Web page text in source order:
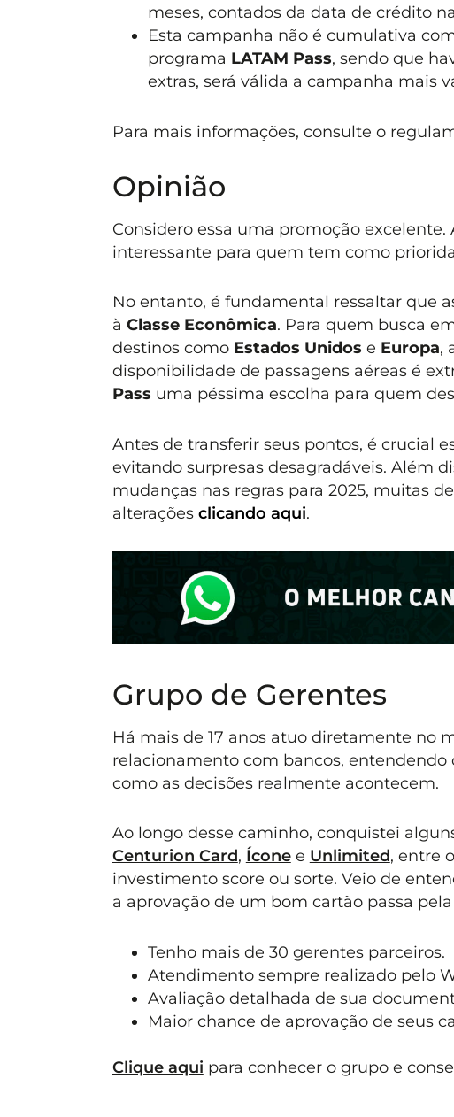
meses, contados da data de crédito
Esta campanha não é cumulativa
programa LATAM Pass, sendo que
extras, será válida a campanha mais
Para mais informações, consulte o
Opinião
Considero essa uma promoção
interessante para quem tem como
No entanto, é fundamental ressaltar que
à Classe Econômica. Para quem busca
destinos como Estados Unidos e Europa,
disponibilidade de passagens aéreas é
Pass uma péssima escolha para quem
Antes de transferir seus pontos, é crucial
evitando surpresas desagradáveis. Além
mudanças nas regras para 2025, muitas
alterações clicando aqui.
Grupo de Gerentes
Há mais de 17 anos atuo diretamente no
relacionamento com bancos,
como as decisões realmente acontecem.
Ao longo desse caminho, conquistei
Centurion Card, Íconee Unlimited, entre
investimento score ou sorte. Veio de
a aprovação de um bom cartão passa
Tenho mais de 30 gerentes parceiros.
Atendimento sempre realizado pelo
Avaliação detalhada de sua
Maior chance de aprovação de seus
Clique aqui para conhecer o grupo e